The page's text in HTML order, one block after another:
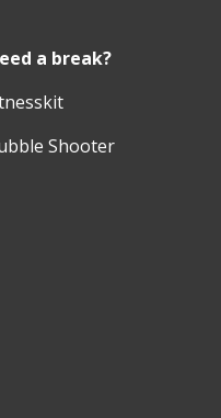
a break?
Shooter